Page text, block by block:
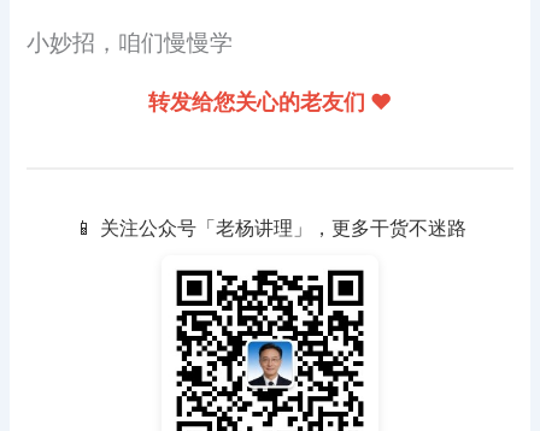
小妙招，咱们慢慢学
转发给您关心的老友们 ❤️
📱 关注公众号「老杨讲理」，更多干货不迷路